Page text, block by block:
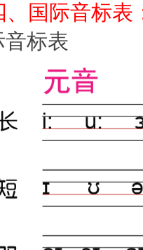
、国际音标表
音标表